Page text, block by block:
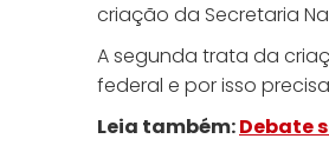
criação da Secretaria
A segunda trata da
federal e por isso
Leia também:Debate